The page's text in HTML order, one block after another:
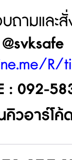
ถามและ
R/
: 092-
วอาร์โค้